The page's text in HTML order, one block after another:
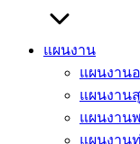
แผนงาน
แผนงาน
แผนงาน
แผนงาน
แผนงาน